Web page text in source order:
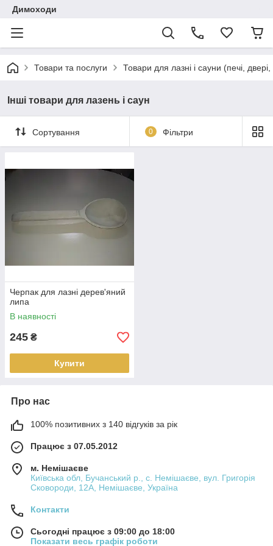
Димоходи
Товари та послуги Товари для лазні і сауни (печі,
Інші товари для лазень і саун
Сортування 0 Фільтри
Черпак для лазні дерев'яний
липа
В наявності
245 ₴
Купити
Про нас
100% позитивних з 140 відгуків за рік
Працює з 07.05.2012
м. Немішаєве
Київська обл, Бучанський р., с. Немішаєве, вул. Григорія
Сковороди, 12А, Немішаєве, Україна
Контакти
Сьогодні працює з 09:00 до 18:00
Показати весь графік роботи